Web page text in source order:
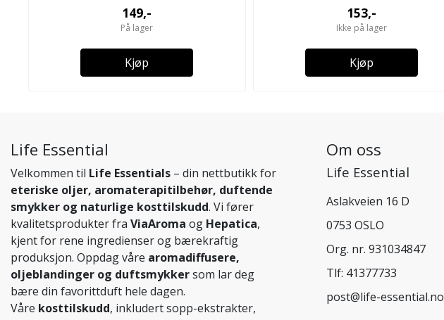
149,-
På lager
Kjøp
153,-
Ikke på lager
Kjøp
Life Essential
Velkommen til Life Essentials – din nettbutikk for
eteriske oljer, aromaterapitilbehør, duftende
smykker og naturlige kosttilskudd. Vi fører
kvalitetsprodukter fra ViaAroma og Hepatica,
kjent for rene ingredienser og bærekraftig
produksjon. Oppdag våre aromadiffusere,
oljeblandinger og duftsmykkersom lar deg
bære din favorittduft hele dagen.
Våre kosttilskudd, inkludert sopp-ekstrakter,
Om oss
Life Essential
Aslakveien 16 D
0753 OSLO
Org. nr. 931034847
Tlf: 41377733
post@life-essential.no